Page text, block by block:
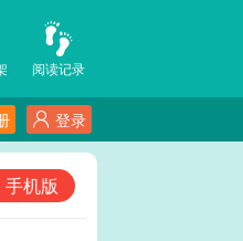
阅读记录
登录
手机版